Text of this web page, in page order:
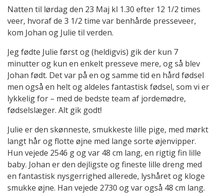
Natten til lørdag den 23 Maj kl 1.30 efter 12 1/2 times
veer, hvoraf de 3 1/2 time var benhårde presseveer,
kom Johan og Julie til verden.
Jeg fødte Julie først og (heldigvis) gik der kun 7
minutter og kun en enkelt presseve mere, og så blev
Johan født. Det var på en og samme tid en hård fødsel
men også en helt og aldeles fantastisk fødsel, som vi er
lykkelig for – med de bedste team af jordemødre,
fødselslæger. Alt gik godt!
Julie er den skønneste, smukkeste lille pige, med mørkt
langt hår og flotte øjne med lange sorte øjenvipper.
Hun vejede 2546 g og var 48 cm lang, en rigtig fin lille
baby. Johan er den dejligste og fineste lille dreng med
en fantastisk nysgerrighed allerede, lyshåret og kloge
smukke øjne. Han vejede 2730 og var også 48 cm lang.